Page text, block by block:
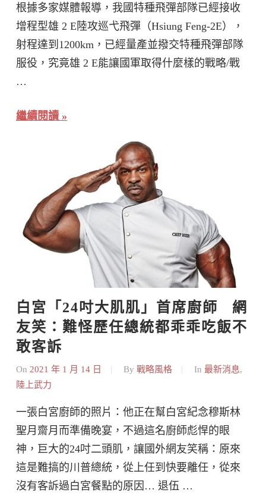
根據多家媒體報導，我國特種飛彈部隊已經接收
增程型雄 2 E陸攻巡弋飛彈（Hsiung Feng-2E），
射程達到1200km，已經量產並撥交特種飛彈部隊
服役，究竟雄 2 E能讓國軍取得什麼樣的戰略/戰
…
繼續閱讀
白宮「24吋大肌肌」首席廚師   網
友笑：難怪歷任總統都乖乖吃飯不
敢客訴
On 2021 年 1 月 14 日 By 戰略風格 In 最新消息,
陸上武力
一張白宮廚師的照片：他正在幫白宮紀念穆斯林
聖月齋月而準備晚宴，不過這名廚師彪悍的眼
神，巨大的24吋二頭肌，讓國外網友笑稱：原來
這是難搞的川普總統，從上任到快要離任，從來
沒有客訴過白宮餐點的原因… 退伍 …